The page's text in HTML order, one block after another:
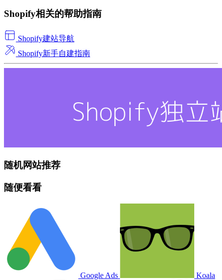
Shopify相关的帮助指南
Shopify建站导航
Shopify新手自建指南
随机网站推荐
随便看看
Google Ads Koala